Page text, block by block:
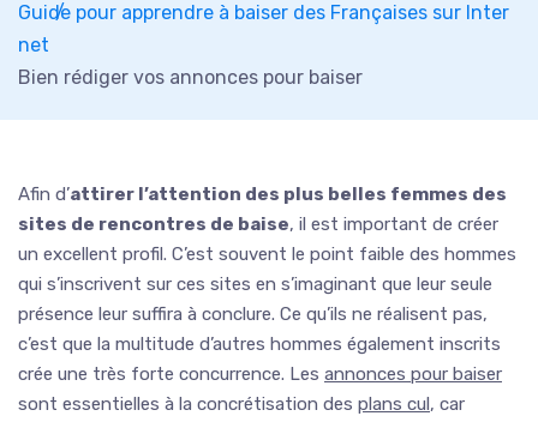
Guide pour apprendre à baiser des Françaises sur Inter
net
Bien rédiger vos annonces pour baiser
Afin d’attirer l’attention des plus belles femmes des
sites de rencontres de baise, il est important de créer
un excellent profil. C’est souvent le point faible des hommes
qui s’inscrivent sur ces sites en s’imaginant que leur seule
présence leur suffira à conclure. Ce qu’ils ne réalisent pas,
c’est que la multitude d’autres hommes également inscrits
crée une très forte concurrence. Les annonces pour baiser
sont essentielles à la concrétisation des plans cul, car